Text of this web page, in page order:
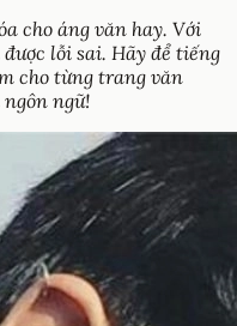
cho áng văn hay. Với
lỗi sai. Hãy để tiếng
cho từng trang văn
ngữ!